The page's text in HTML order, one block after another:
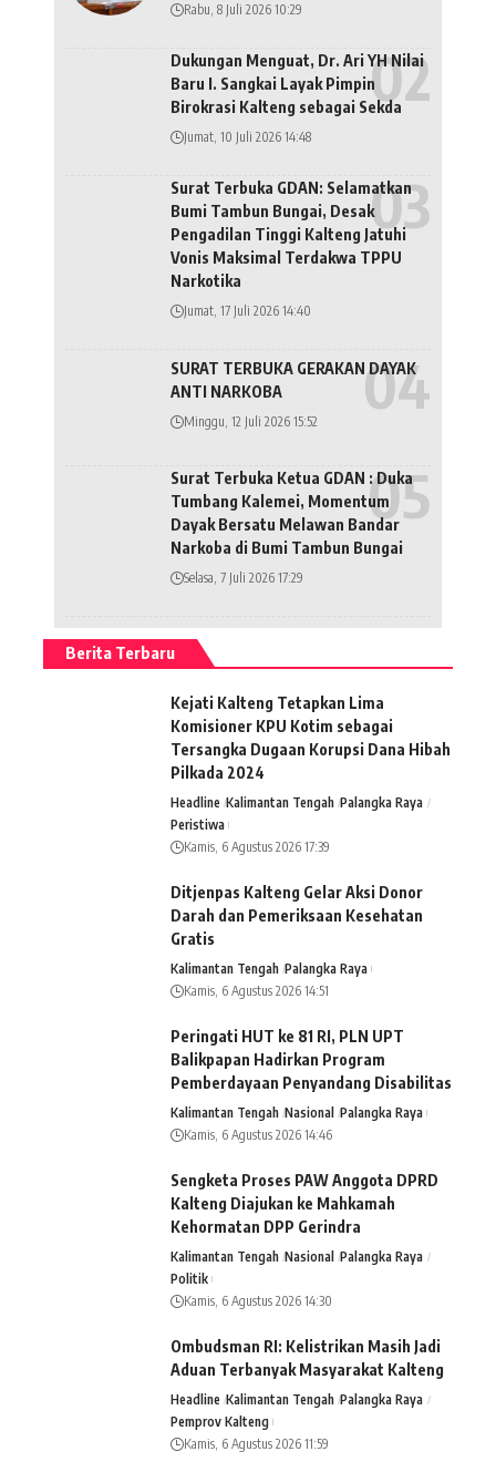
Rabu, 8 Juli 2026 10:29
Dukungan Menguat, Dr. Ari YH Nilai
Baru I. Sangkai Layak Pimpin
Birokrasi Kalteng sebagai Sekda
Jumat, 10 Juli 2026 14:48
Surat Terbuka GDAN: Selamatkan
Bumi Tambun Bungai, Desak
Pengadilan Tinggi Kalteng Jatuhi
Vonis Maksimal Terdakwa TPPU
Narkotika
Jumat, 17 Juli 2026 14:40
SURAT TERBUKA GERAKAN DAYAK
ANTI NARKOBA
Minggu, 12 Juli 2026 15:52
Surat Terbuka Ketua GDAN : Duka
Tumbang Kalemei, Momentum
Dayak Bersatu Melawan Bandar
Narkoba di Bumi Tambun Bungai
Selasa, 7 Juli 2026 17:29
Berita Terbaru
Kejati Kalteng Tetapkan Lima
Komisioner KPU Kotim sebagai
Tersangka Dugaan Korupsi Dana Hibah
Pilkada 2024
Headline Kalimantan Tengah Palangka Raya
Peristiwa
Kamis, 6 Agustus 2026 17:39
Ditjenpas Kalteng Gelar Aksi Donor
Darah dan Pemeriksaan Kesehatan
Gratis
Kalimantan Tengah Palangka Raya
Kamis, 6 Agustus 2026 14:51
Peringati HUT ke 81 RI, PLN UPT
Balikpapan Hadirkan Program
Pemberdayaan Penyandang Disabilitas
Kalimantan Tengah Nasional Palangka Raya
Kamis, 6 Agustus 2026 14:46
Sengketa Proses PAW Anggota DPRD
Kalteng Diajukan ke Mahkamah
Kehormatan DPP Gerindra
Kalimantan Tengah Nasional Palangka Raya
Politik
Kamis, 6 Agustus 2026 14:30
Ombudsman RI: Kelistrikan Masih Jadi
Aduan Terbanyak Masyarakat Kalteng
Headline Kalimantan Tengah Palangka Raya
Pemprov Kalteng
Kamis, 6 Agustus 2026 11:59